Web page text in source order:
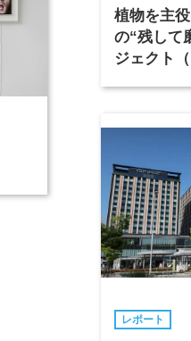
植物を主
の“残して
ジェクト（
レポート